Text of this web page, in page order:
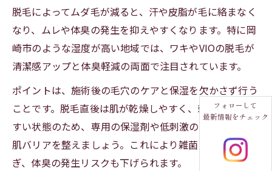
脱毛によってムダ毛が減ると、汗や皮脂が毛に絡まなく
なり、ムレや体臭の発生を抑えやすくなります。特に岡
崎市のような湿度が高い地域では、ワキやVIOの脱毛が
清潔感アップと体臭軽減の両面で注目されています。
ポイントは、施術後の毛穴のケアと保湿を欠かさず行う
ことです。脱毛直後は肌が乾燥しやすく、刺激を受けや
すい状態のため、専用の保湿剤や低刺激のローションで
肌バリアを整えましょう。これにより雑菌の繁殖を防
ぎ、体臭の発生リスクも下げられます。
フォローして
最新情報をチェック